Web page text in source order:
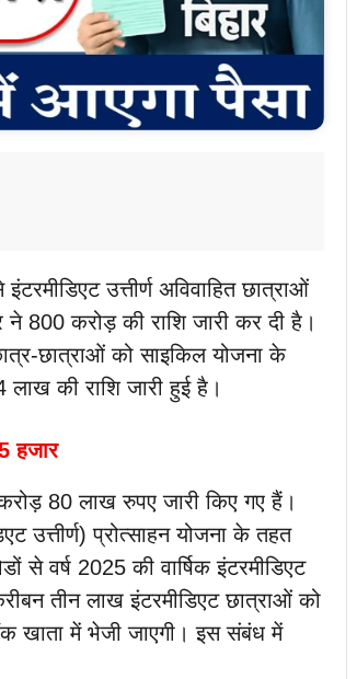
उत्तीर्ण अविवाहित छात्राओं
800 करोड़ की राशि जारी कर दी है।
छात्राओं को साइकिल योजना के
की राशि जारी हुई है।
हजार
80 लाख रुपए जारी किए गए हैं।
उत्तीर्ण) प्रोत्साहन योजना के तहत
से वर्ष 2025 की वार्षिक इंटरमीडिएट
तीन लाख इंटरमीडिएट छात्राओं को
खाता में भेजी जाएगी। इस संबंध में